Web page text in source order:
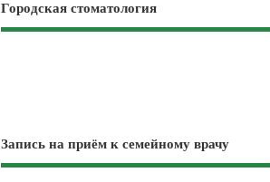
Городская стоматология
Запись на приём к семейному врачу